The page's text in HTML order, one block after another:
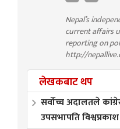
Nepal’s
current affairs
reporting on
http://
लेखकबाट थप
सर्वोच्च अदालतले
उपसभापति